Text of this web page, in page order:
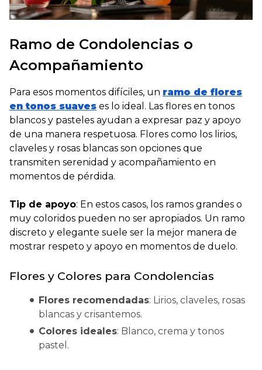
Ramo de Condolencias o
Acompañamiento
Para esos momentos difíciles, un ramo de flores
en tonos suaves es lo ideal. Las flores en tonos
blancos y pasteles ayudan a expresar paz y apoyo
de una manera respetuosa. Flores como los lirios,
claveles y rosas blancas son opciones que
transmiten serenidad y acompañamiento en
momentos de pérdida.
Tip de apoyo: En estos casos, los ramos grandes o
muy coloridos pueden no ser apropiados. Un ramo
discreto y elegante suele ser la mejor manera de
mostrar respeto y apoyo en momentos de duelo.
Flores y Colores para Condolencias
Flores recomendadas: Lirios, claveles, rosas
blancas y crisantemos.
Colores ideales: Blanco, crema y tonos
pastel.